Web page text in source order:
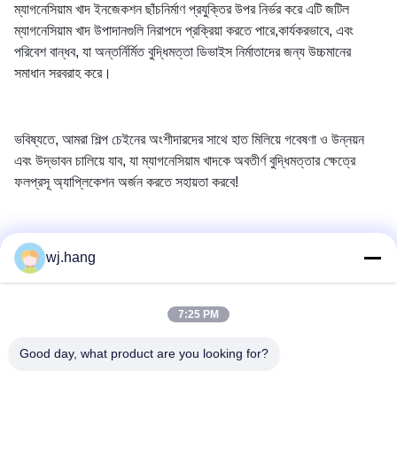
ম্যাগনেসিয়াম খাদ ইনজেকশন ছাঁচনির্মাণ প্রযুক্তির উপর নির্ভর করে এটি জটিল
ম্যাগনেসিয়াম খাদ উপাদানগুলি নিরাপদে প্রক্রিয়া করতে পারে,কার্যকরভাবে, এবং
পরিবেশ বান্ধব, যা অন্তর্নির্মিত বুদ্ধিমত্তা ডিভাইস নির্মাতাদের জন্য উচ্চমানের
সমাধান সরবরাহ করে।
ভবিষ্যতে, আমরা শিল্প চেইনের অংশীদারদের সাথে হাত মিলিয়ে গবেষণা ও উন্নয়ন
এবং উদ্ভাবন চালিয়ে যাব, যা ম্যাগনেসিয়াম খাদকে অবতীর্ণ বুদ্ধিমত্তার ক্ষেত্রে
ফলপ্রসূ অ্যাপ্লিকেশন অর্জন করতে সহায়তা করবে!
Jiangsu EMT Precision Manufacturing Co.,
wj.hang
7:25 PM
Good day, what product are you looking for?